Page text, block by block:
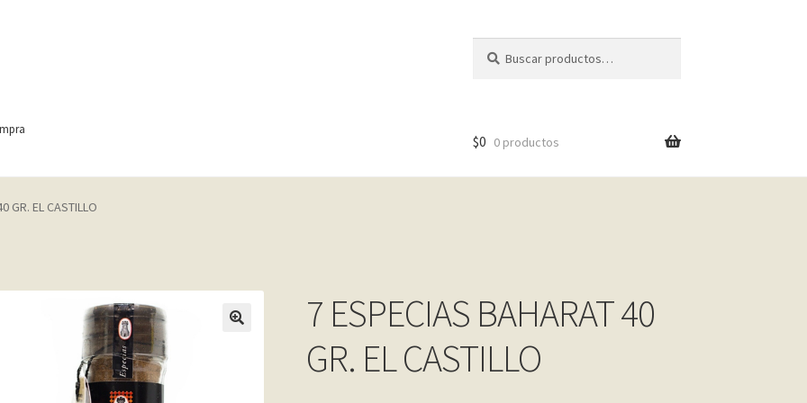
por:
Finalizar compraFrequently Questions
$0 0 productos
GR. EL CASTILLO
7 ESPECIAS BAHARAT 40
GR. EL CASTILLO